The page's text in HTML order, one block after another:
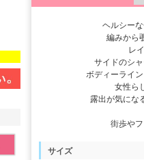
ヘルシー
編みから
レ
サイドのシ
ボディーライ
女性ら
露出が気にな
街歩や
サイズ